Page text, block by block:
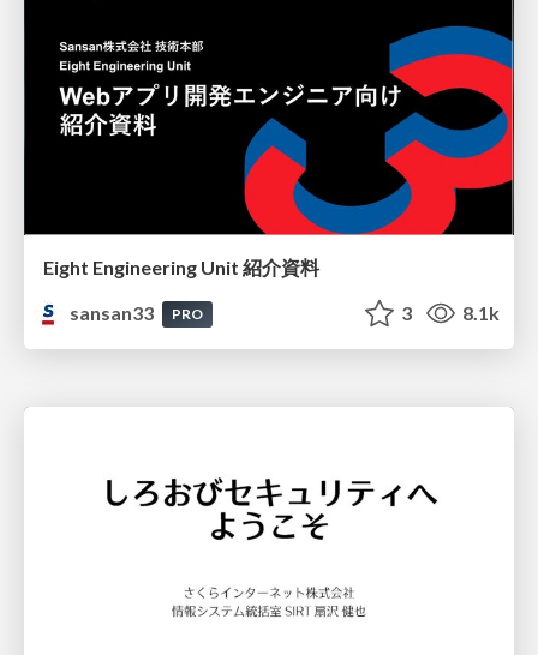
Eight Engineering Unit 紹介資料
sansan33
PRO 3 8.1k